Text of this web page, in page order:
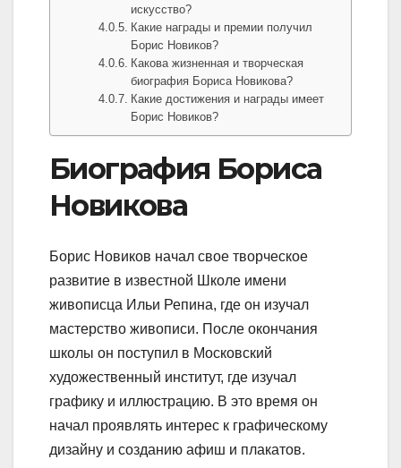
искусство?
Какие награды и премии получил
Борис Новиков?
Какова жизненная и творческая
биография Бориса Новикова?
Какие достижения и награды имеет
Борис Новиков?
Биография Бориса
Новикова
Борис Новиков начал свое творческое
развитие в известной Школе имени
живописца Ильи Репина, где он изучал
мастерство живописи. После окончания
школы он поступил в Московский
художественный институт, где изучал
графику и иллюстрацию. В это время он
начал проявлять интерес к графическому
дизайну и созданию афиш и плакатов.